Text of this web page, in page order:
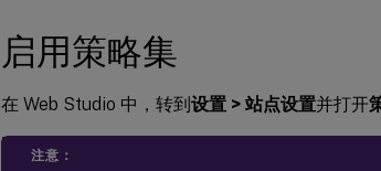
启用策略集
在 Web Studio 中，转到设置 > 站点设置并打开
注意：